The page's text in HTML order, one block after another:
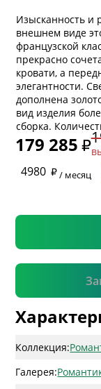
Изысканность и
внешнем виде
французской
прекрасно
кровати, а
элегантности.
дополнена
вид изделия
сборка.
179 285
4980
/ месяц
* обязательное
*
Коллекция:
Галерея: